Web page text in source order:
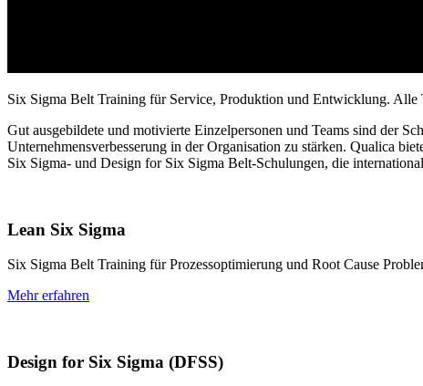
Six Sigma Belt Training für Service, Produktion und Entwicklung. Alle
Gut ausgebildete und motivierte Einzelpersonen und Teams sind der
Unternehmensverbesserung in der Organisation zu stärken. Qualica
Six Sigma- und Design for Six Sigma Belt-Schulungen, die
Lean Six Sigma
Six Sigma Belt Training für Prozessoptimierung und Root Cause
Mehr erfahren
Design for Six Sigma (DFSS)